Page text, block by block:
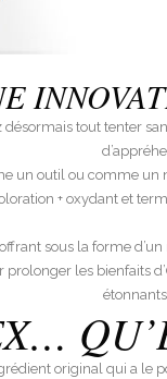
tout tenter
un outil ou comme
+ oxydant et
sous la forme
prolonger les bienfaits
original qui a le